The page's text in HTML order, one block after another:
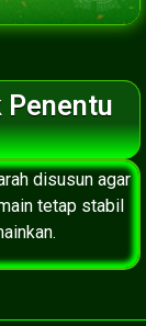
Penentu
disusun agar
tetap stabil